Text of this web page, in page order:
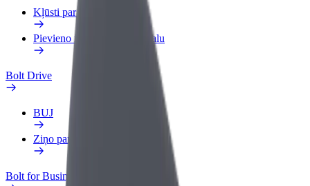
Kļūsti par kurjeru
Pievieno restorānu vai veikalu
Bolt Drive
BUJ
Ziņo par transportlīdzekli
Bolt for Business